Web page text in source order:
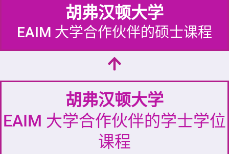
胡弗汉顿⼤学
EAIM 大学合作伙伴的硕士课程
胡弗汉顿⼤学
EAIM 大学合作伙伴的学士学位
课程